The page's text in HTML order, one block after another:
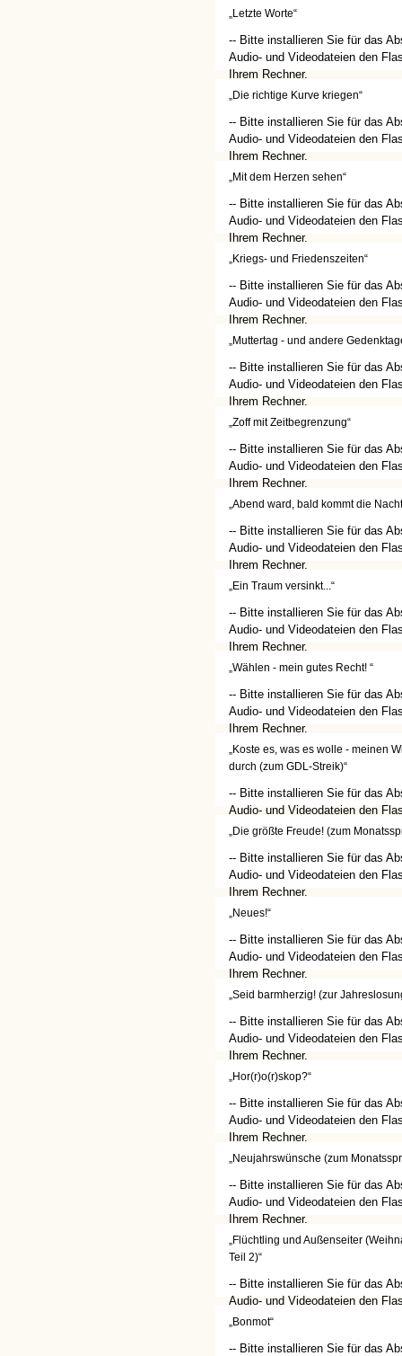
(http://get.adobe.com/de/
„Letzte Worte“
-- Bitte installieren Sie für das
Audio- und Videodateien den
Ihrem Rechner.
(http://get.adobe.com/de/
„Die richtige Kurve kriegen“
-- Bitte installieren Sie für das
Audio- und Videodateien den
Ihrem Rechner.
(http://get.adobe.com/de/
„Mit dem Herzen sehen“
-- Bitte installieren Sie für das
Audio- und Videodateien den
Ihrem Rechner.
(http://get.adobe.com/de/
„Kriegs- und Friedenszeiten“
-- Bitte installieren Sie für das
Audio- und Videodateien den
Ihrem Rechner.
(http://get.adobe.com/de/
„Muttertag - und andere
-- Bitte installieren Sie für das
Audio- und Videodateien den
Ihrem Rechner.
(http://get.adobe.com/de/
„Zoff mit Zeitbegrenzung“
-- Bitte installieren Sie für das
Audio- und Videodateien den
Ihrem Rechner.
(http://get.adobe.com/de/
„Abend ward, bald kommt die
-- Bitte installieren Sie für das
Audio- und Videodateien den
Ihrem Rechner.
(http://get.adobe.com/de/
„Ein Traum versinkt...“
-- Bitte installieren Sie für das
Audio- und Videodateien den
Ihrem Rechner.
(http://get.adobe.com/de/
„Wählen - mein gutes Recht! “
-- Bitte installieren Sie für das
Audio- und Videodateien den
Ihrem Rechner.
(http://get.adobe.com/de/
„Koste es, was es wolle - meinen
durch (zum GDL-Streik)“
-- Bitte installieren Sie für das
Audio- und Videodateien den
Ihrem Rechner.
„Die größte Freude! (zum
-- Bitte installieren Sie für das
Audio- und Videodateien den
Ihrem Rechner.
(http://get.adobe.com/de/
„Neues!“
-- Bitte installieren Sie für das
Audio- und Videodateien den
Ihrem Rechner.
(http://get.adobe.com/de/
„Seid barmherzig! (zur
-- Bitte installieren Sie für das
Audio- und Videodateien den
Ihrem Rechner.
(http://get.adobe.com/de/
„Hor(r)o(r)skop?“
-- Bitte installieren Sie für das
Audio- und Videodateien den
Ihrem Rechner.
(http://get.adobe.com/de/
„Neujahrswünsche (zum
-- Bitte installieren Sie für das
Audio- und Videodateien den
Ihrem Rechner.
(http://get.adobe.com/de/
„Flüchtling und Außenseiter
Teil 2)“
-- Bitte installieren Sie für das
Audio- und Videodateien den
Ihrem Rechner.
„Bonmot“
-- Bitte installieren Sie für das